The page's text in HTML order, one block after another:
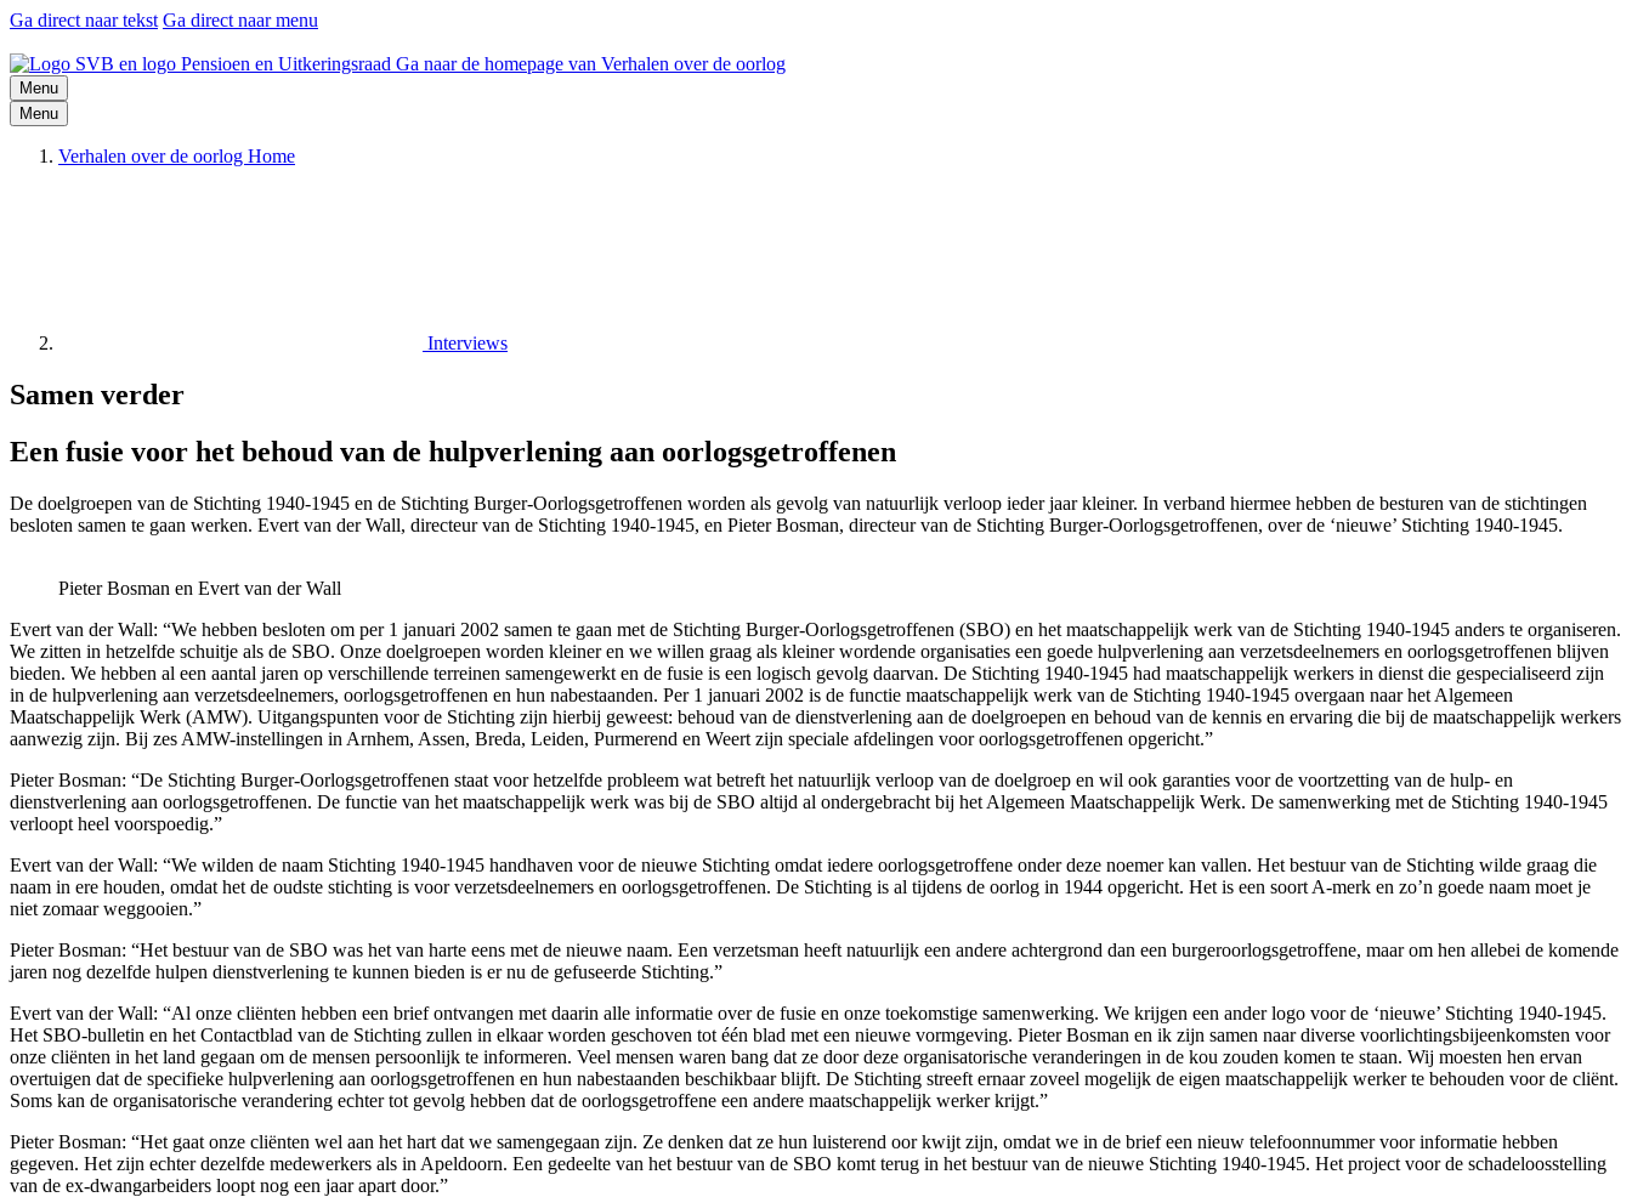
Ga direct naar tekst Ga direct naar menu
Ga naar de homepage van Verhalen over de oorlog
Menu
Menu
Verhalen over de oorlog Home
Interviews
Samen verder
Een fusie voor het behoud van de hulpverlening aan oorlogsgetroffenen
De doelgroepen van de Stichting 1940-1945 en de Stichting Burger-Oorlogsgetroffenen worden als gevolg van natuurlijk verloop ieder jaar kleiner. In verband hiermee hebben de besturen van de stichtingen
besloten samen te gaan werken. Evert van der Wall, directeur van de Stichting 1940-1945, en Pieter Bosman, directeur van de Stichting Burger-Oorlogsgetroffenen, over de ‘nieuwe’ Stichting 1940-1945.
Pieter Bosman en Evert van der Wall
Evert van der Wall: “We hebben besloten om per 1 januari 2002 samen te gaan met de Stichting Burger-Oorlogsgetroffenen (SBO) en het maatschappelijk werk van de Stichting 1940-1945 anders te organiseren.
We zitten in hetzelfde schuitje als de SBO. Onze doelgroepen worden kleiner en we willen graag als kleiner wordende organisaties een goede hulpverlening aan verzetsdeelnemers en oorlogsgetroffenen blijven
bieden. We hebben al een aantal jaren op verschillende terreinen samengewerkt en de fusie is een logisch gevolg daarvan. De Stichting 1940-1945 had maatschappelijk werkers in dienst die gespecialiseerd zijn
in de hulpverlening aan verzetsdeelnemers, oorlogsgetroffenen en hun nabestaanden. Per 1 januari 2002 is de functie maatschappelijk werk van de Stichting 1940-1945 overgaan naar het Algemeen
Maatschappelijk Werk (AMW). Uitgangspunten voor de Stichting zijn hierbij geweest: behoud van de dienstverlening aan de doelgroepen en behoud van de kennis en ervaring die bij de maatschappelijk werkers
aanwezig zijn. Bij zes AMW-instellingen in Arnhem, Assen, Breda, Leiden, Purmerend en Weert zijn speciale afdelingen voor oorlogsgetroffenen opgericht.”
Pieter Bosman: “De Stichting Burger-Oorlogsgetroffenen staat voor hetzelfde probleem wat betreft het natuurlijk verloop van de doelgroep en wil ook garanties voor de voortzetting van de hulp- en
dienstverlening aan oorlogsgetroffenen. De functie van het maatschappelijk werk was bij de SBO altijd al ondergebracht bij het Algemeen Maatschappelijk Werk. De samenwerking met de Stichting 1940-1945
verloopt heel voorspoedig.”
Evert van der Wall: “We wilden de naam Stichting 1940-1945 handhaven voor de nieuwe Stichting omdat iedere oorlogsgetroffene onder deze noemer kan vallen. Het bestuur van de Stichting wilde graag die
naam in ere houden, omdat het de oudste stichting is voor verzetsdeelnemers en oorlogsgetroffenen. De Stichting is al tijdens de oorlog in 1944 opgericht. Het is een soort A-merk en zo’n goede naam moet je
niet zomaar weggooien.”
Pieter Bosman: “Het bestuur van de SBO was het van harte eens met de nieuwe naam. Een verzetsman heeft natuurlijk een andere achtergrond dan een burgeroorlogsgetroffene, maar om hen allebei de komende
jaren nog dezelfde hulpen dienstverlening te kunnen bieden is er nu de gefuseerde Stichting.”
Evert van der Wall: “Al onze cliënten hebben een brief ontvangen met daarin alle informatie over de fusie en onze toekomstige samenwerking. We krijgen een ander logo voor de ‘nieuwe’ Stichting 1940-1945.
Het SBO-bulletin en het Contactblad van de Stichting zullen in elkaar worden geschoven tot één blad met een nieuwe vormgeving. Pieter Bosman en ik zijn samen naar diverse voorlichtingsbijeenkomsten voor
onze cliënten in het land gegaan om de mensen persoonlijk te informeren. Veel mensen waren bang dat ze door deze organisatorische veranderingen in de kou zouden komen te staan. Wij moesten hen ervan
overtuigen dat de specifieke hulpverlening aan oorlogsgetroffenen en hun nabestaanden beschikbaar blijft. De Stichting streeft ernaar zoveel mogelijk de eigen maatschappelijk werker te behouden voor de cliënt.
Soms kan de organisatorische verandering echter tot gevolg hebben dat de oorlogsgetroffene een andere maatschappelijk werker krijgt.”
Pieter Bosman: “Het gaat onze cliënten wel aan het hart dat we samengegaan zijn. Ze denken dat ze hun luisterend oor kwijt zijn, omdat we in de brief een nieuw telefoonnummer voor informatie hebben
gegeven. Het zijn echter dezelfde medewerkers als in Apeldoorn. Een gedeelte van het bestuur van de SBO komt terug in het bestuur van de nieuwe Stichting 1940-1945. Het project voor de schadeloosstelling
van de ex-dwangarbeiders loopt nog een jaar apart door.”